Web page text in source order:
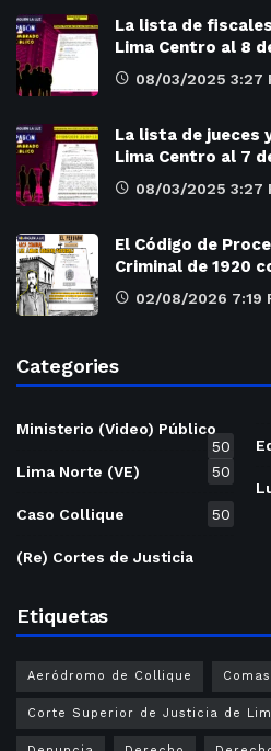
La lista de
Lima Centro al 8
08/03/2025 3:27
La lista de jueces
Lima Centro al 7
08/03/2025 3:27
El Código de
Criminal de 1920
02/08/2026 7:19
Categories
Ministerio (Video) Público
50
Lima Norte (VE)
50
Caso Collique 50
(Re) Cortes de Justicia
Etiquetas
Aeródromo de Collique Comas
Corte Superior de Justicia de